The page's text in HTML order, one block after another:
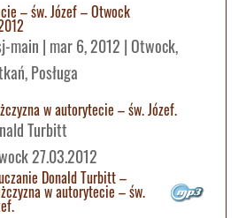
– św. Józef – Otwock
main | mar 6, 2012 | Otwock,
,Posługa
w autorytecie – św. Józef.
Turbitt
27.03.2012
Donald Turbitt –
w autorytecie – św.